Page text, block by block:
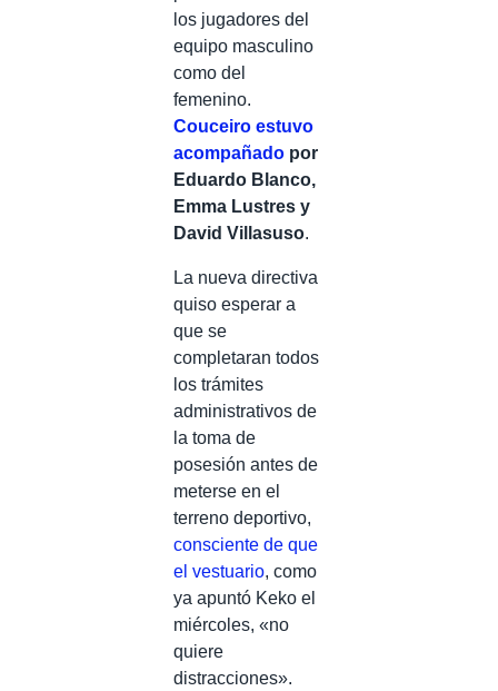
los jugadores del
equipo masculino
como del
femenino.
Couceiro estuvo
acompañado por
Eduardo Blanco,
Emma Lustres y
David Villasuso.
La nueva directiva
quiso esperar a
que se
completaran todos
los trámites
administrativos de
la toma de
posesión antes de
meterse en el
terreno deportivo,
consciente de que
el vestuario, como
ya apuntó Keko el
miércoles, «no
quiere
distracciones».